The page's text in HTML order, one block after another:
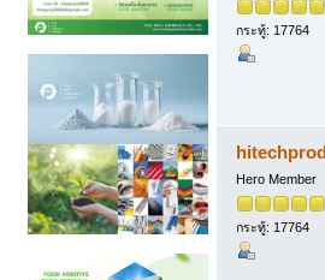
กระทู้: 17764
Hero Member
กระทู้: 17764